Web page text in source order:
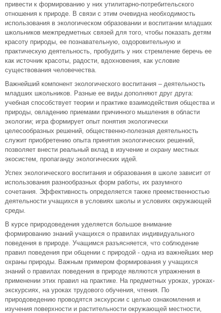
привести к формированию у них утилитарно-потребительского
отношения к природе. В связи с этим очевидна необходимость
использования в экологическом образовании и воспитании младших
школьников межпредметных связей для того, чтобы показать детям
красоту природы, ее познавательную, оздоровительную и
практическую деятельность, пробудить у них стремление беречь ее
как источник красоты, радости, вдохновения, как условие
существования человечества.
Важнейший компонент экологического воспитания – деятельность
младших школьников. Разные ее виды дополняют друг друга:
учебная способствует теории и практике взаимодействия общества и
природы, овладению приемами причинного мышления в области
экологии; игра формирует опыт понятия экологически
целесообразных решений, общественно-полезная деятельность
служит приобретению опыта принятия экологических решений,
позволяет внести реальный вклад в изучение и охрану местных
экосистем, пропаганду экологических идей.
Успех экологического воспитания и образования в школе зависит от
использования разнообразных форм работы, их разумного
сочетания. Эффективность определяется также преемственностью
деятельности учащихся в условиях школы и условиях окружающей
среды.
В курсе природоведения уделяется большое внимание
формированию знаний учащихся о правилах индивидуального
поведения в природе. Учащимся разъясняется, что соблюдение
правил поведения при общении с природой - одна из важнейших мер
охраны природы. Важным примером формирования у учащихся
знаний о правилах поведения в природе являются упражнения в
применении этих правил на практике. На предметных уроках, уроках-
экскурсиях, на уроках трудового обучения, чтения. По
природоведению проводятся экскурсии с целью ознакомления и
изучения поверхности и растительности окружающей местности,